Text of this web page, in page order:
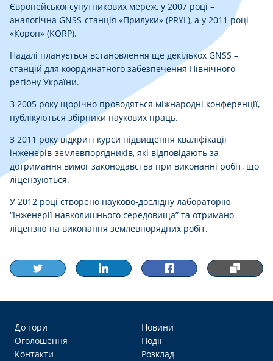
Європейської супутникових мереж, у 2007 році –
аналогічна GNSS-станція «Прилуки» (PRYL), а у 2011 році –
«Короп» (KORP).
Надалі планується встановлення ще декількох GNSS –
станцій для координатного забезпечення Північного
регіону України.
З 2005 року щорічно проводяться міжнародні конференції,
публікуються збірники наукових праць.
З 2011 року відкриті курси підвищення кваліфікації
інженерів-землевпорядників, які відповідають за
дотримання вимог законодавства при виконанні робіт, що
ліцензуються.
У 2012 році створено науково-дослідну лабораторію
“Інженерії навколишнього середовища” та отримано
ліцензію на виконання землевпорядних робіт.
До гори
Новини
Оголошення
Події
Контакти
Розклад